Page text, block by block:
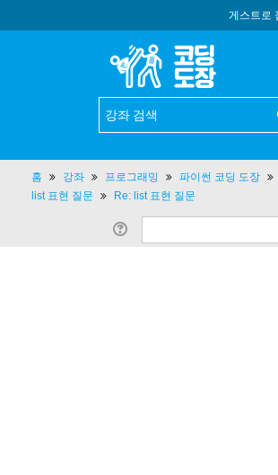
게스트로
홈 강좌 프로그래밍 파이썬 코딩 도장
list 표현 질문
Re: list 표현 질문